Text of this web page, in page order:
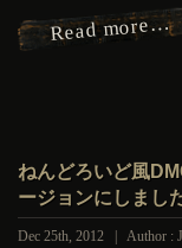
Read more…
ねんどろいど風
ージョンにしまし
Dec 25th, 2012 | Author :